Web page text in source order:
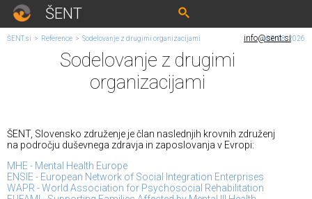
ŠENT
info@sent.si
07. 08. 2026
ŠENT.si > Reference > Sodelovanje z drugimi organizacijami
Sodelovanje z drugimi
organizacijami
ŠENT, Slovensko združenje je član naslednjih krovnih združenj
na področju duševnega zdravja in zaposlovanja v Evropi:
MHE - Mental Health Europe
ENSIE - European Network of Social Integration Enterprises
WAPR - World Association for Psychosocial Rehabilitation